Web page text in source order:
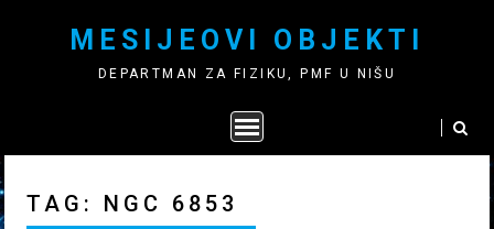
to
MESIJEOVI OBJEKTI
DEPARTMAN ZA FIZIKU, PMF U NIŠU
TAG: NGC 6853